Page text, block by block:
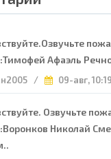
Афаэль
/ 09-авг, 10:19
Озвучьте
Николай